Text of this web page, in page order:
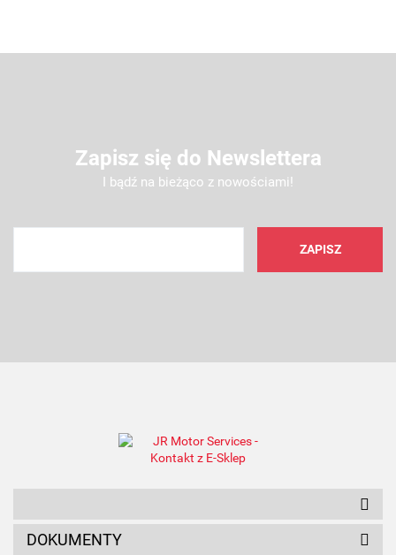
Zapisz się do Newslettera
I bądź na bieżąco z nowościami!
DOKUMENTY